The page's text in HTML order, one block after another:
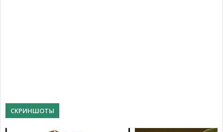
СКРИНШОТЫ